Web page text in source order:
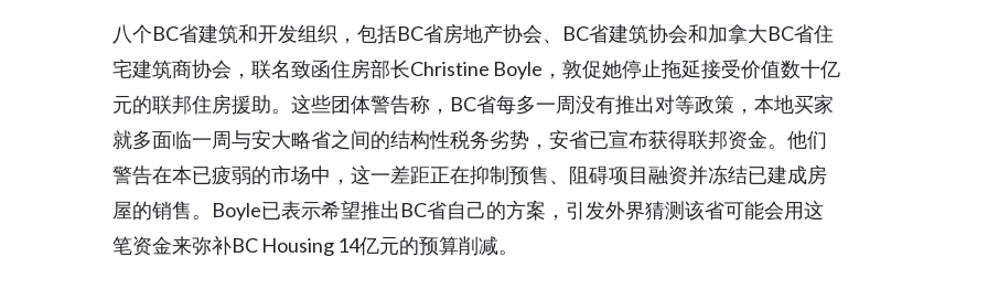
八个BC省建筑和开发组织，包括BC省房地产协会、BC省建筑协会和加拿大BC省住
宅建筑商协会，联名致函住房部长Christine Boyle，敦促她停止拖延接受价值数十亿
元的联邦住房援助。这些团体警告称，BC省每多一周没有推出对等政策，本地买家
就多面临一周与安大略省之间的结构性税务劣势，安省已宣布获得联邦资金。他们
警告在本已疲弱的市场中，这一差距正在抑制预售、阻碍项目融资并冻结已建成房
屋的销售。Boyle已表示希望推出BC省自己的方案，引发外界猜测该省可能会用这
笔资金来弥补BC Housing 14亿元的预算削减。